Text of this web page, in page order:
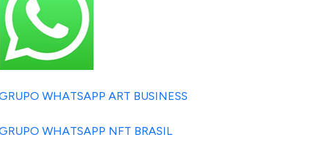
WHATSAPP ART BUSINESS
WHATSAPP NFT BRASIL